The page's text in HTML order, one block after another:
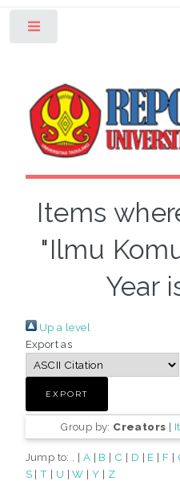
Items
"Ilmu
Year
Up a level
Export as
Group by: Creators |
Jump to: | A | B | C | D | E | F |
S |T | U |W |Y | Z